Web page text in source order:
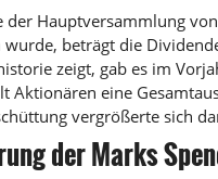
der Hauptversammlung von
wurde, beträgt die
zeigt, gab es im
Aktionären eine
vergrößerte sich
der Marks